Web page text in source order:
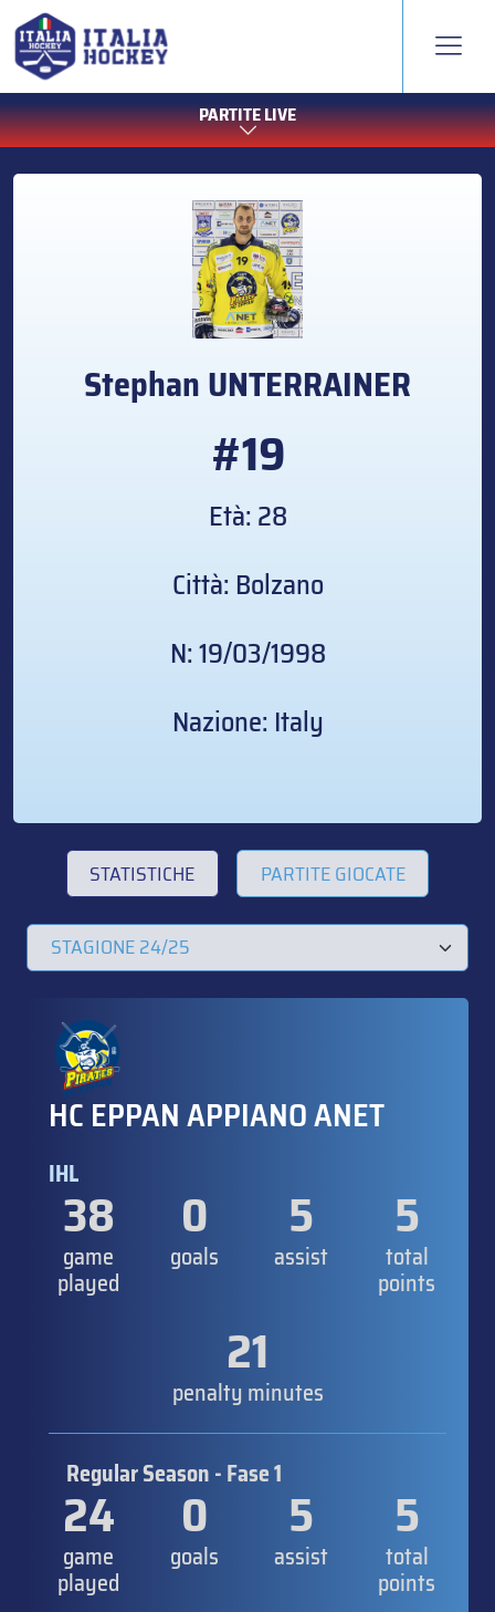
PARTITE LIVE
StephanUNTERRAINER
#19
Età: 28
Città: Bolzano
N: 19/03/1998
Nazione: Italy
STATISTICHE PARTITE GIOCATE
HC EPPAN APPIANO ANET
IHL
38
game
played
0
goals
5
assist
5
total
points
21
penalty minutes
Regular Season - Fase 1
24
game
played
0
goals
5
assist
5
total
points